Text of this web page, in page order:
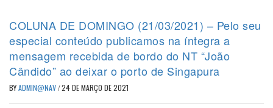
COLUNA DE DOMINGO (21/03/2021) – Pelo seu
especial conteúdo publicamos na íntegra a
mensagem recebida de bordo do NT “João
Cândido” ao deixar o porto de Singapura
BYADMIN@NAV/24 DE MARÇO DE 2021